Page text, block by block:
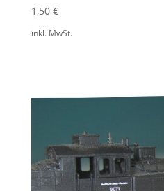
1,50 €
inkl. MwSt.